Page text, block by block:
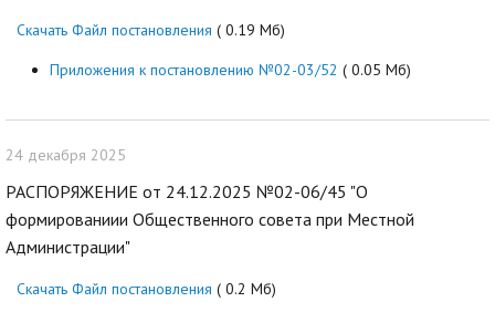
Скачать Файл постановления ( 0.19 Мб)
Приложения к постановлению №02-03/52 ( 0.05 Мб)
24 декабря 2025
РАСПОРЯЖЕНИЕ от 24.12.2025 №02-06/45 "О
формированиии Общественного совета при Местной
Администрации"
Скачать Файл постановления ( 0.2 Мб)